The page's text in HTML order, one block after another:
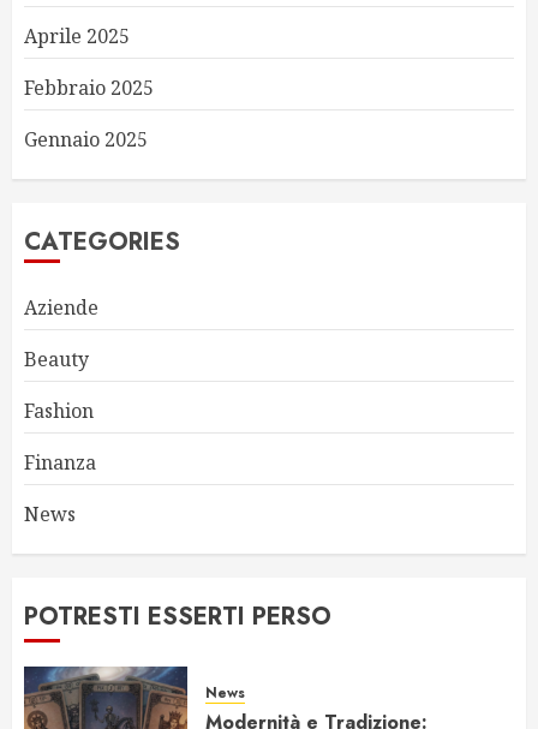
Aprile 2025
Febbraio 2025
Gennaio 2025
CATEGORIES
Aziende
Beauty
Fashion
Finanza
News
POTRESTI ESSERTI PERSO
News
Modernità e Tradizione: